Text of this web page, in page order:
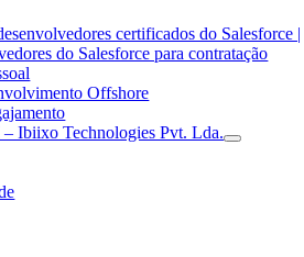
certificados do Salesforce |
do Salesforce para contratação
Offshore
– Ibiixo Technologies Pvt. Lda.